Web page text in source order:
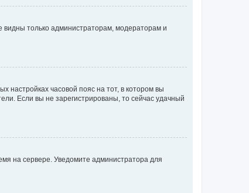
видны только администраторам, модераторам и
настройках часовой пояс на тот, в котором вы
Если вы не зарегистрированы, то сейчас удачный
на сервере. Уведомите администратора для